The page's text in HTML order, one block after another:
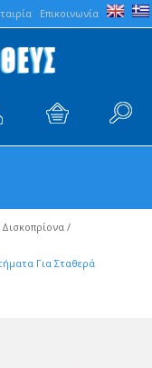
Επικοινωνία
/
Για Σταθερά